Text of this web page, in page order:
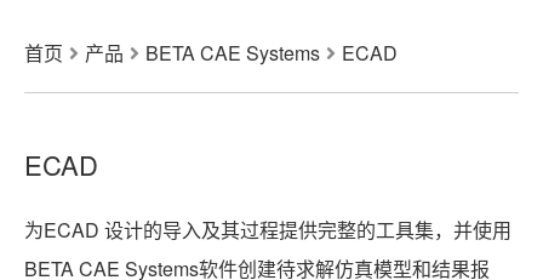
首页 产品 BETA CAE Systems ECAD
ECAD
为ECAD 设计的导入及其过程提供完整的工具集，并使用
BETA CAE Systems软件创建待求解仿真模型和结果报